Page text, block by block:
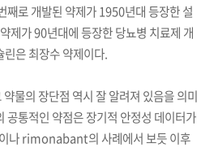
째로 개발된 약제가 1950년대 등장한 설
제가 90년대에 등장한 당뇨병 치료제 개
은 최장수 약제이다.
물의 장단점 역시 잘 알려져 있음을 의미
공통적인 약점은 장기적 안정성 데이터가
나 rimonabant의 사례에서 보듯 이후